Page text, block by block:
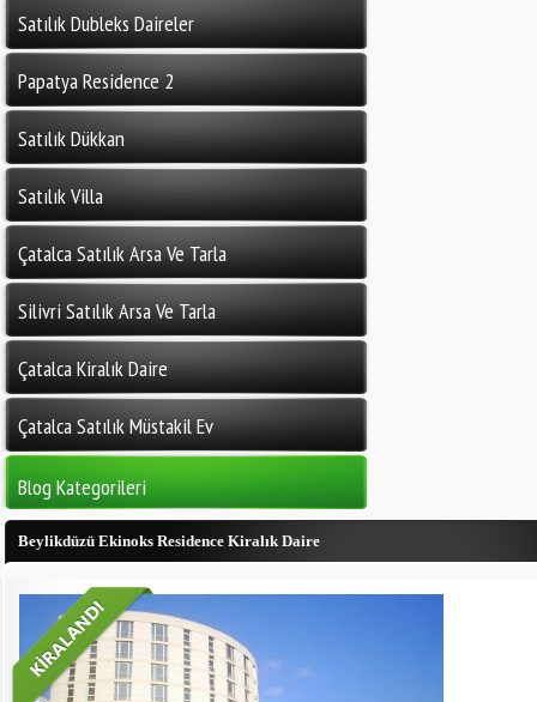
Satılık Dubleks Daireler
Papatya Residence 2
Satılık Dükkan
Satılık Villa
Çatalca Satılık Arsa Ve Tarla
Silivri Satılık Arsa Ve Tarla
Çatalca Kiralık Daire
Çatalca Satılık Müstakil Ev
Blog Kategorileri
Beylikdüzü Ekinoks Residence Kiralık Daire